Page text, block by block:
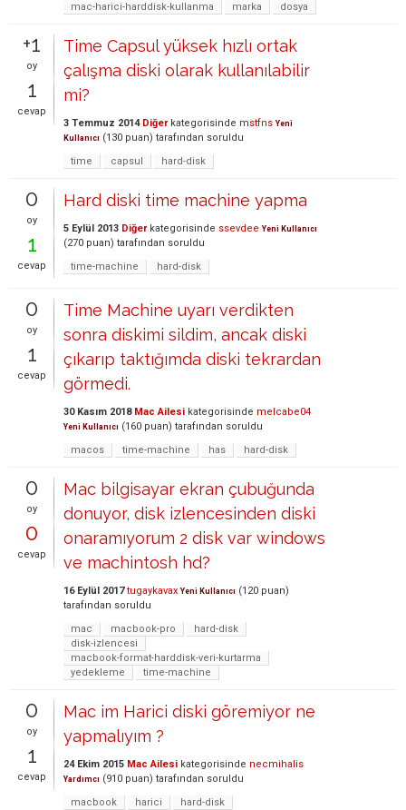
mac-harici-harddisk-kullanma
marka dosya
+1
oy
1
cevap
Time Capsul yüksek hızlı ortak
çalışma diski olarak kullanılabilir
mi?
3 Temmuz 2014 Diğerkategorisinde mstfns Yeni
Kullanıcı (130 puan) tarafından soruldu
time
capsul hard-disk
0
oy
1
cevap
Hard diski time machine yapma
5 Eylül 2013 Diğerkategorisinde ssevdee Yeni Kullanıcı
(270 puan) tarafından soruldu
time-machine
hard-disk
0
oy
1
cevap
Time Machine uyarı verdikten
sonra diskimi sildim, ancak diski
çıkarıp taktığımda diski tekrardan
görmedi.
30 Kasım 2018 Mac Ailesi kategorisinde melcabe04
Yeni Kullanıcı (160 puan) tarafından soruldu
macos
time-machine has hard-disk
0
oy
0
cevap
Mac bilgisayar ekran çubuğunda
donuyor, disk izlencesinden diski
onaramıyorum 2 disk var windows
ve machintosh hd?
16 Eylül 2017 tugaykavax Yeni Kullanıcı (120 puan)
tarafından soruldu
mac
macbook-pro
hard-disk
disk-izlencesi
macbook-format-harddisk-veri-kurtarma
yedekleme
time-machine
0
oy
1
cevap
Mac im Harici diski göremiyor ne
yapmalıyım ?
24 Ekim 2015 Mac Ailesi kategorisinde necmihalis
Yardımcı (910 puan) tarafından soruldu
macbook
harici hard-disk